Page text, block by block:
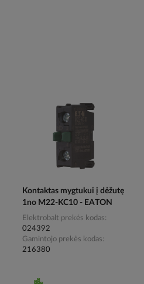
Kontaktas mygtukui į dėžutę
1no M22-KC10 - EATON
Elektrobalt prekės kodas
024392
Gamintojo prekės kodas
216380